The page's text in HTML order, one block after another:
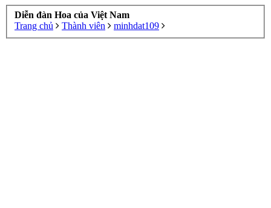
Diễn đàn Hoa của Việt Nam
Trang chủ
Thành viên minhdat109